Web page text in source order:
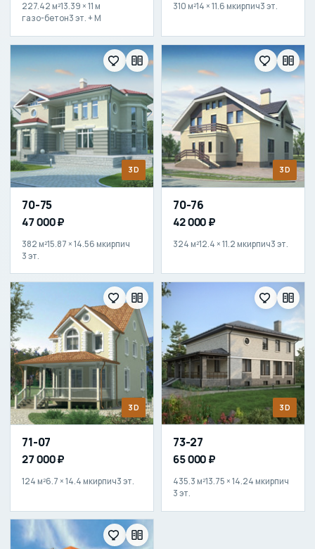
227.42 м²13.39 × 11 м
газо-бетон3 эт. + М
310 м²14 × 11.6 мкирпич3 эт.
3D
70-75
47 000 ₽
382 м²15.87 × 14.56 мкирпич
3 эт.
3D
70-76
42 000 ₽
324 м²12.4 × 11.2 мкирпич3 эт.
3D
71-07
27 000 ₽
124 м²6.7 × 14.4 мкирпич3 эт.
3D
73-27
65 000 ₽
435.3 м²13.75 × 14.24 мкирпич
3 эт.